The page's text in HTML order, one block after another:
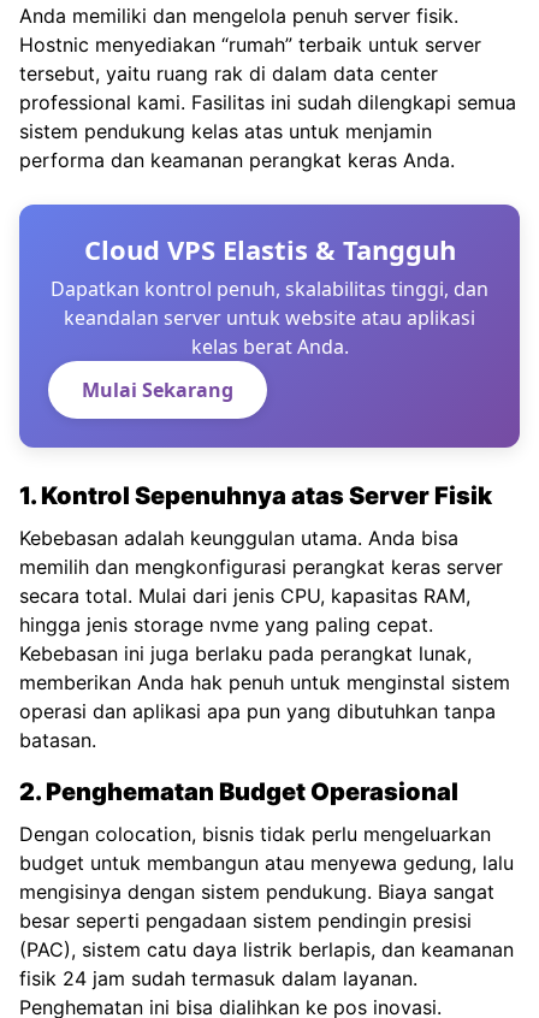
Anda memiliki dan mengelola penuh server fisik.
Hostnic menyediakan “rumah” terbaik untuk server
tersebut, yaitu ruang rak di dalam data center
professional kami. Fasilitas ini sudah dilengkapi semua
sistem pendukung kelas atas untuk menjamin
performa dan keamanan perangkat keras Anda.
Cloud VPS Elastis & Tangguh
Dapatkan kontrol penuh, skalabilitas tinggi, dan
keandalan server untuk website atau aplikasi
kelas berat Anda.
Mulai Sekarang
1. Kontrol Sepenuhnya atas Server Fisik
Kebebasan adalah keunggulan utama. Anda bisa
memilih dan mengkonfigurasi perangkat keras server
secara total. Mulai dari jenis CPU, kapasitas RAM,
hingga jenis storage nvme yang paling cepat.
Kebebasan ini juga berlaku pada perangkat lunak,
memberikan Anda hak penuh untuk menginstal sistem
operasi dan aplikasi apa pun yang dibutuhkan tanpa
batasan.
2. Penghematan Budget Operasional
Dengan colocation, bisnis tidak perlu mengeluarkan
budget untuk membangun atau menyewa gedung, lalu
mengisinya dengan sistem pendukung. Biaya sangat
besar seperti pengadaan sistem pendingin presisi
(PAC), sistem catu daya listrik berlapis, dan keamanan
fisik 24 jam sudah termasuk dalam layanan.
Penghematan ini bisa dialihkan ke pos inovasi.